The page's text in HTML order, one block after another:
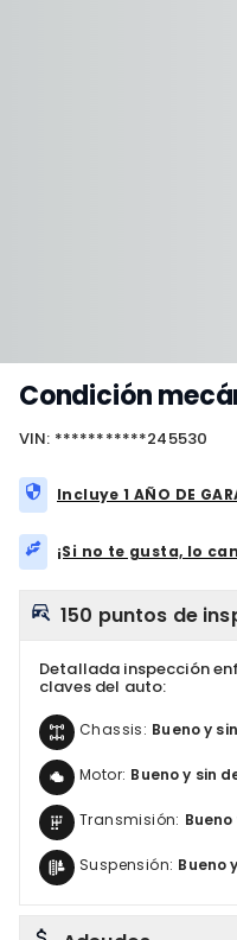
Condición
VIN: ***********245530
Incluye 1 AÑO DE
¡Si no te gusta, lo
150 puntos de
Detallada inspección
claves del auto:
Chassis: Bueno y
Motor: Bueno y sin
Transmisión:
Suspensión: Bueno